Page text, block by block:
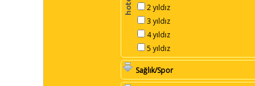
2 yıldız
3 yıldız
4 yıldız
5 yıldız
Sağlık/Spor